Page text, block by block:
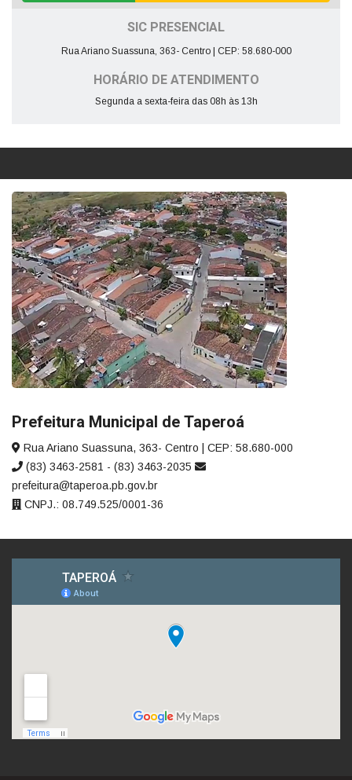
SIC PRESENCIAL
Rua Ariano Suassuna, 363- Centro | CEP: 58.680-000
HORÁRIO DE ATENDIMENTO
Segunda a sexta-feira das 08h às 13h
Prefeitura Municipal de Taperoá
Rua Ariano Suassuna, 363- Centro | CEP: 58.680-000
(83) 3463-2581 - (83) 3463-2035
prefeitura@taperoa.pb.gov.br
CNPJ.: 08.749.525/0001-36